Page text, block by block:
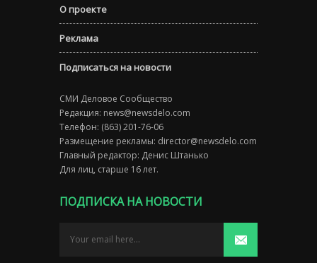
О проекте
Реклама
Подписаться на новости
СМИ Деловое Сообщество
Редакция: news@newsdelo.com
Телефон: (863) 201-76-06
Размещение рекламы: director@newsdelo.com
Главный редактор: Денис Штанько
Для лиц, старше 16 лет.
ПОДПИСКА НА НОВОСТИ